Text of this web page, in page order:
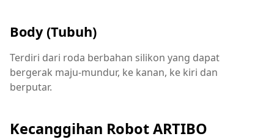
Body (Tubuh)
Terdiri dari roda berbahan silikon yang dapat
bergerak maju-mundur, ke kanan, ke kiri dan
berputar.
Kecanggihan Robot ARTIBO